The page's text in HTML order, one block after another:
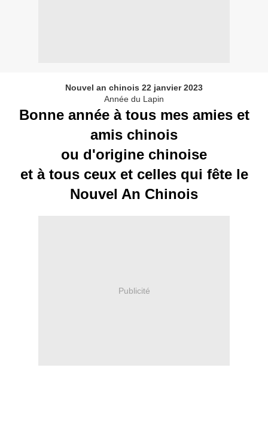
Nouvel an chinois 22 janvier 2023
Année du Lapin
Bonne année à tous mes amies et
amis chinois
ou d'origine chinoise
et à tous ceux et celles qui fête le
Nouvel An Chinois
Publicité